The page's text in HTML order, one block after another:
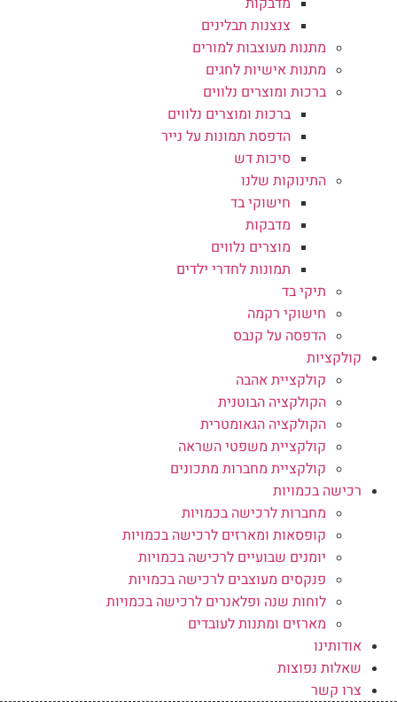
צנצנות תבלינים
מתנות מעוצבות למורים
מתנות אישיות לחגים
ברכות ומוצרים נלווים
ברכות ומוצרים נלווים
הדפסת תמונות על נייר
סיכות דש
התינוקות שלנו
חישוקי בד
מדבקות
מוצרים נלווים
תמונות לחדרי ילדים
תיקי בד
חישוקי רקמה
הדפסה על קנבס
קולקציות
קולקציית אהבה
הקולקציה הבוטנית
הקולקציה הגאומטרית
קולקציית משפטי השראה
קולקציית מחברות מתכונים
רכישה בכמויות
מחברות לרכישה בכמויות
קופסאות ומארזים לרכישה בכמויות
יומנים שבועיים לרכישה בכמויות
פנקסים מעוצבים לרכישה בכמויות
לוחות שנה ופלאנרים לרכישה בכמויות
מארזים ומתנות לעובדים
אודותינו
שאלות נפוצות
צרו קשר